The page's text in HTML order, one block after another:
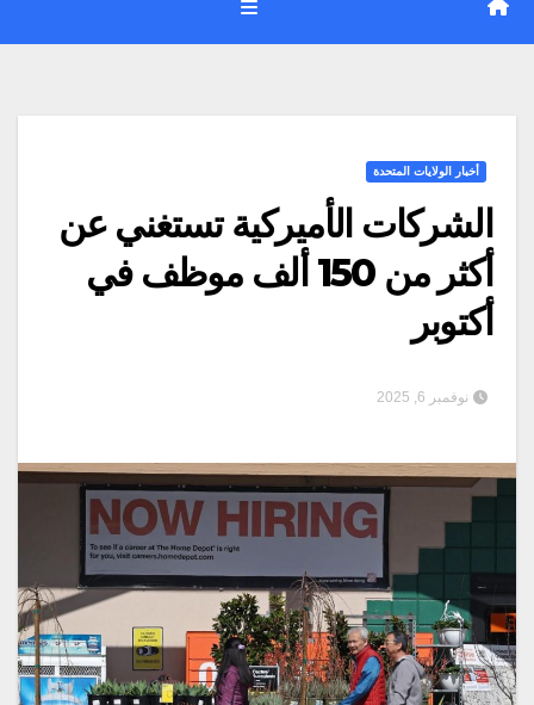
أخبار الولايات المتحدة
الشركات الأميركية تستغني عن
أكثر من 150 ألف موظف في
أكتوبر
نوفمبر 6, 2025